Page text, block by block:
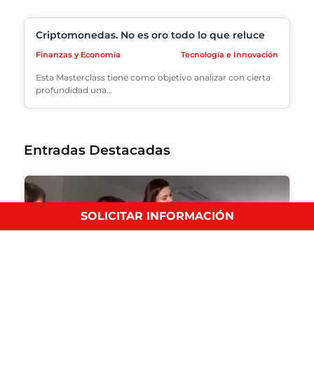
Criptomonedas. No es oro todo lo que reluce
Finanzas y Economía Tecnología e Innovación
Esta Masterclass tiene como objetivo analizar con cierta
profundidad una…
Entradas Destacadas
SOLICITAR INFORMACIÓN